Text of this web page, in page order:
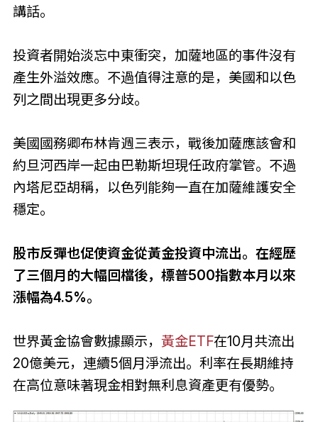
講話。
投資者開始淡忘中東衝突，加薩地區的事件沒有
產生外溢效應。不過值得注意的是，美國和以色
列之間出現更多分歧。
美國國務卿布林肯週三表示，戰後加薩應該會和
約旦河西岸一起由巴勒斯坦現任政府掌管。不過
內塔尼亞胡稱，以色列能夠一直在加薩維護安全
穩定。
股市反彈也促使資金從黃金投資中流出。在經歷
了三個月的大幅回檔後，標普500指數本月以來
漲幅為4.5%。
世界黃金協會數據顯示， 黃金ETF在10月共流出
20億美元，連續5個月淨流出。利率在長期維持
在高位意味著現金相對無利息資產更有優勢。